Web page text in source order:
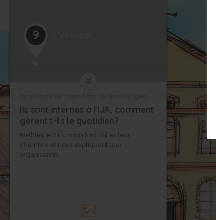
9 L'internat
Ils sont internes à l'IJA, comment
gèrent t-ils le quotidien?
Mathieu et Eric, nous font visiter leur
chambre et nous expliquent leur
organisation.